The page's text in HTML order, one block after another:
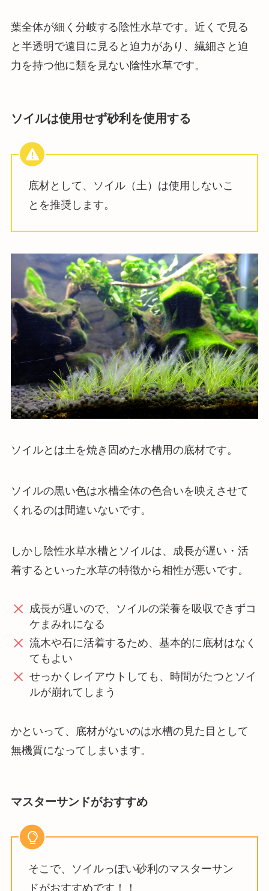
葉全体が細く分岐する陰性水草です。近くで見る
と半透明で遠目に見ると迫力があり、繊細さと迫
力を持つ他に類を見ない陰性水草です。
ソイルは使用せず砂利を使用する
底材として、ソイル（土）は使用しないこ
とを推奨します。
ソイルとは土を焼き固めた水槽用の底材です。
ソイルの黒い色は水槽全体の色合いを映えさせて
くれるのは間違いないです。
しかし陰性水草水槽とソイルは、成長が遅い・活
着するといった水草の特徴から相性が悪いです。
成長が遅いので、ソイルの栄養を吸収できずコ
ケまみれになる
流木や石に活着するため、基本的に底材はなく
てもよい
せっかくレイアウトしても、時間がたつとソイ
ルが崩れてしまう
かといって、底材がないのは水槽の見た目として
無機質になってしまいます。
マスターサンドがおすすめ
そこで、ソイルっぽい砂利のマスターサン
ドがおすすめです！！